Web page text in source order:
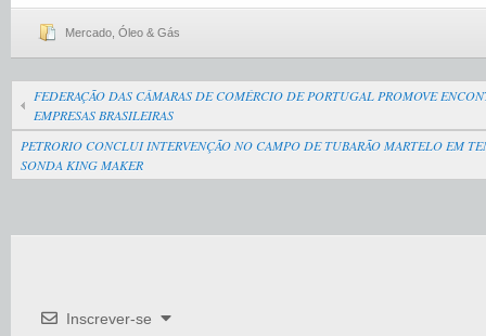
Mercado Óleo & Gás
FEDERAÇÃO DAS CÂMARAS DE COMÉRCIO DE PORTUGAL PROMOVE
EMPRESAS BRASILEIRAS
PETRORIO CONCLUI INTERVENÇÃO NO CAMPO DE TUBARÃO MARTELO EM
SONDA KING MAKER
Inscrever-se